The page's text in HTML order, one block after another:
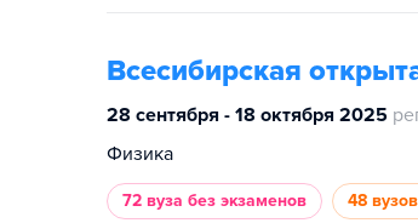
Всесибирская
28 сентября - 18 октября 2025
Физика
72 вуза без экзаменов 48 вузов